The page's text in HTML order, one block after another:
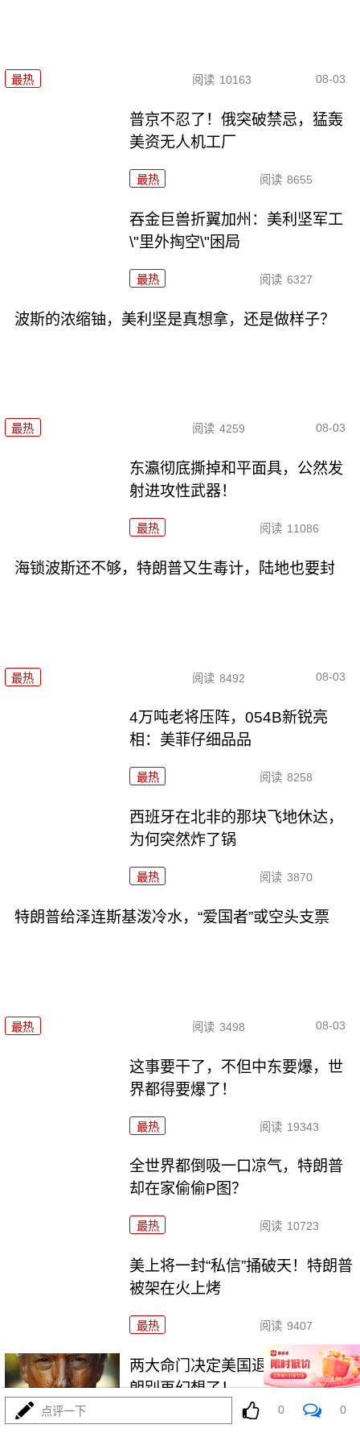
最热 阅读 10163 08-03
普京不忍了！俄突破禁忌，猛轰
美资无人机工厂
最热 阅读 8655
吞金巨兽折翼加州：美利坚军工
\"里外掏空\"困局
最热 阅读 6327
波斯的浓缩铀，美利坚是真想拿，还是做样子？
最热 阅读 4259 08-03
东瀛彻底撕掉和平面具，公然发
射进攻性武器！
最热 阅读 11086
海锁波斯还不够，特朗普又生毒计，陆地也要封
最热 阅读 8492 08-03
4万吨老将压阵，054B新锐亮
相：美菲仔细品品
最热 阅读 8258
西班牙在北非的那块飞地休达，
为何突然炸了锅
最热 阅读 3870
特朗普给泽连斯基泼冷水，“爱国者”或空头支票
最热 阅读 3498 08-03
这事要干了，不但中东要爆，世
界都得要爆了！
最热 阅读 19343
全世界都倒吸一口凉气，特朗普
却在家偷偷P图？
最热 阅读 10723
美上将一封“私信”捅破天！特朗普
被架在火上烤
最热 阅读 9407
两大命门决定美国退无可退，伊
朗别再幻想了！
最热
点评一下 0 0